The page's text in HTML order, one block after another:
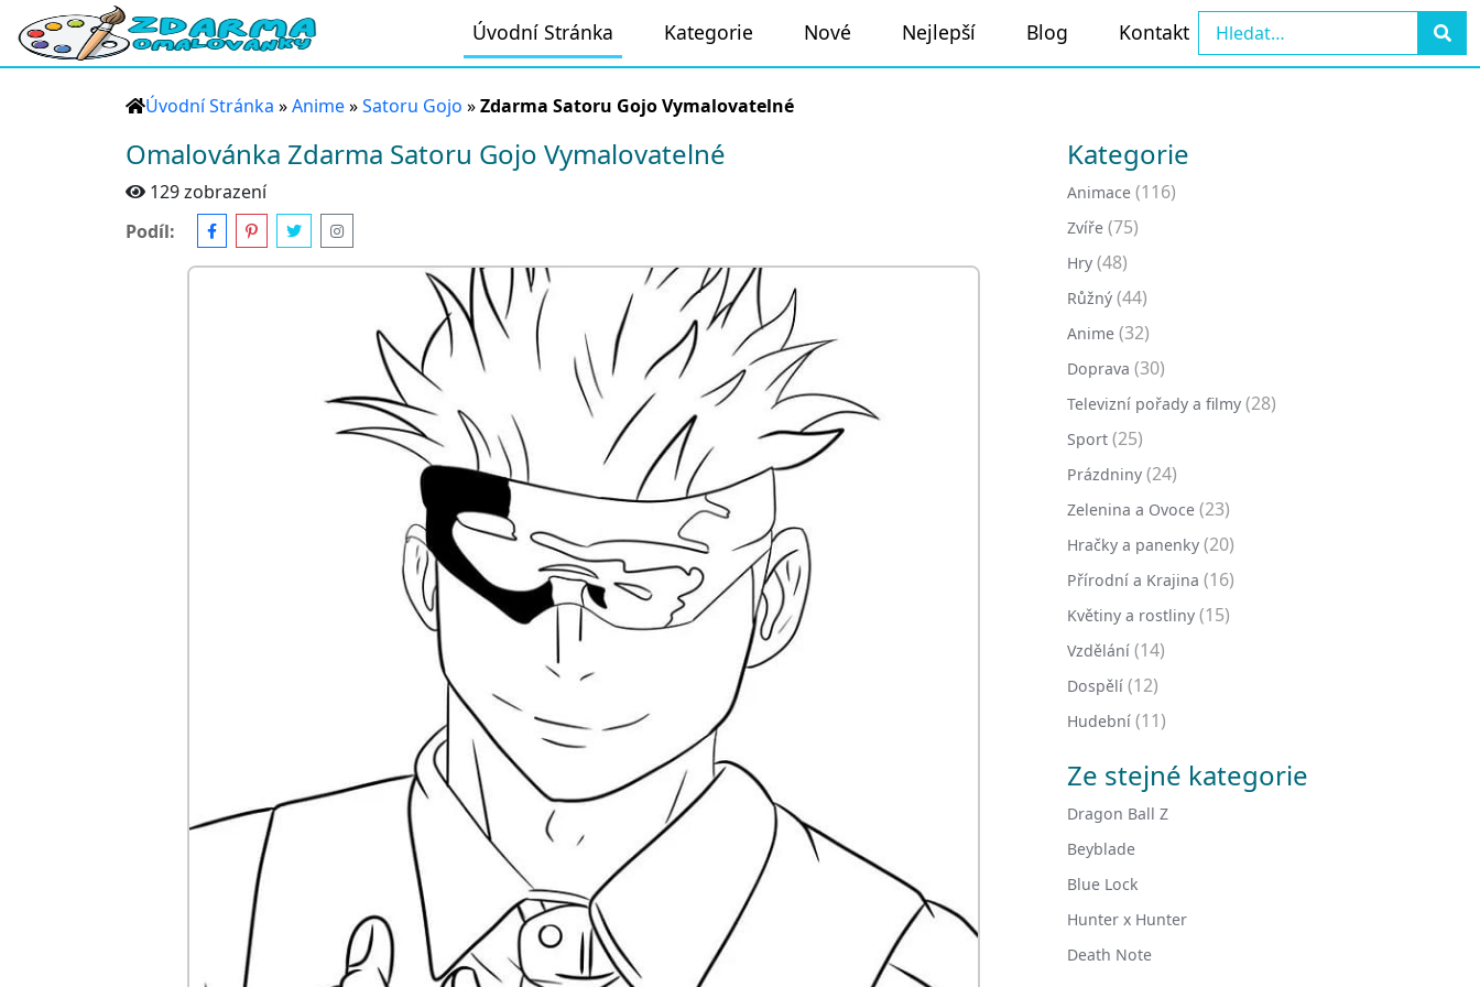
Úvodní Stránka Kategorie Nové Nejlepší Blog Kontakt
Úvodní Stránka »Anime»Satoru Gojo »Zdarma Satoru Gojo Vymalovatelné
Omalovánka Zdarma Satoru Gojo Vymalovatelné
129 zobrazení
Podíl:
Kategorie
Animace (116)
Zvíře (75)
Hry (48)
Růžný (44)
Anime (32)
Doprava (30)
Televizní pořady a filmy (28)
Sport (25)
Prázdniny (24)
Zelenina a Ovoce (23)
Hračky a panenky (20)
Přírodní a Krajina (16)
Květiny a rostliny (15)
Vzdělání (14)
Dospělí (12)
Hudební (11)
Ze stejné kategorie
Dragon Ball Z
Beyblade
Blue Lock
Hunter x Hunter
Death Note